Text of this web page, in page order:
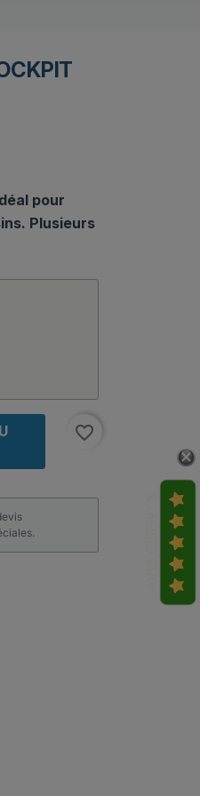
pour
Plusieurs
favorite_border